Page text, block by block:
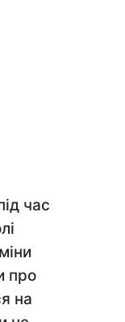
час
про
на